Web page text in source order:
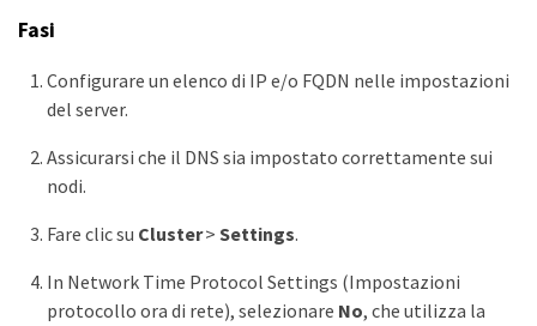
Fasi
Configurare un elenco di IP e/o FQDN nelle impostazioni
del server.
Assicurarsi che il DNS sia impostato correttamente sui
nodi.
Fare clic su Cluster>Settings.
In Network Time Protocol Settings (Impostazioni
protocollo ora di rete), selezionare No, che utilizza la